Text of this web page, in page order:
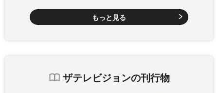
もっと見る
ザテレビジョンの刊行物